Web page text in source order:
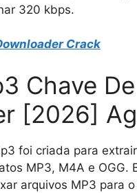
320 kbps.
Crack
Chave
[2026]
foi criada para
MP3, M4A e OGG.
arquivos MP3 para